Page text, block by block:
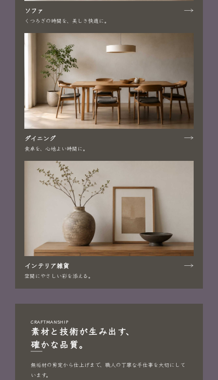
ソファ
くつろぎの時間を、美しき快適に。
ダイニング
食卓を、心地よい時間に。
インテリア雑貨
空間にやさしい彩を添える。
素材と技術が生み出す、
確かな品質。
CRAFTMANSHIP
無垢材の剪定から仕上げまで、職人の丁寧な手仕事を大切にして
います。